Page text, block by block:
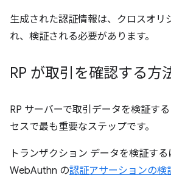
生成された認証情報は、クロスオリ
れ、検証される必要があります。
RP が取引を確認する方
RP サーバーで取引データを検証す
セスで最も重要なステップです。
トランザクション データを検証する
WebAuthn の認証アサーションの検